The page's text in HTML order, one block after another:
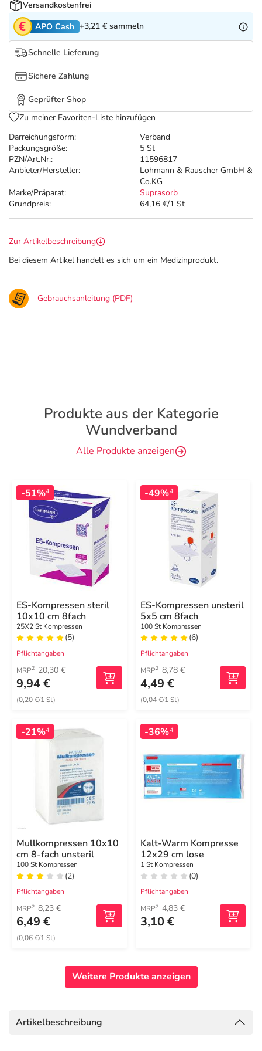
Tierapotheke
Vitamine & Mineralstoffe
Marken
Salus Deals
Darreichungsform:
Verband
Packungsgröße:
5 St
PZN/Art.Nr.:
11596817
Anbieter/Hersteller:
Lohmann & Rauscher GmbH &
Co.KG
Marke/Präparat:
Suprasorb
Grundpreis:
64,16 €/1 St
Versandkostenfrei
APO Cash +3,21 € sammeln
Schnelle Lieferung
Sichere Zahlung
Geprüfter Shop
Zu meiner Favoriten-Liste hinzufügen
Zur Artikelbeschreibung
Bei diesem Artikel handelt es sich um ein Medizinprodukt.
Gebrauchsanleitung (PDF)
Produkte aus der Kategorie
Wundverband
Alle Produkte anzeigen
-51%4
ES-Kompressen steril
10x10 cm 8fach
25X2 St Kompressen
(5)
Pflichtangaben
MRP2 20,30 €
9,94 €
(0,20 €/1 St)
-49%4
ES-Kompressen unsteril
5x5 cm 8fach
100 St Kompressen
(6)
Pflichtangaben
MRP2 8,78 €
4,49 €
(0,04 €/1 St)
-21%4
Mullkompressen 10x10
cm 8-fach unsteril
100 St Kompressen
(2)
Pflichtangaben
MRP2 8,23 €
6,49 €
(0,06 €/1 St)
-36%4
Kalt-Warm Kompresse
12x29 cm lose
1 St Kompressen
(0)
Pflichtangaben
MRP2 4,83 €
3,10 €
Weitere Produkte anzeigen
Artikelbeschreibung